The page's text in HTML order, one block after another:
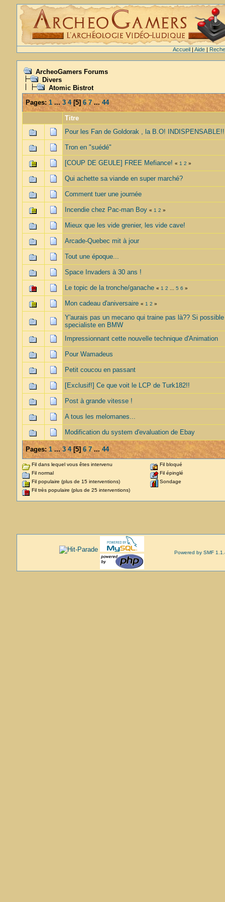
Accueil| Aide|
ArcheoGamers Forums
Divers
Atomic Bistrot
Pages: 1 ...3 4[5] 6 7 ... 44
Titre
Pour les Fan de Goldorak , la B.O!
Tron en "suédé"
[COUP DE GEULE] FREE Mefiance! « 1 2 »
Qui achette sa viande en super marché?
Comment tuer une journée
Incendie chez Pac-man Boy « 1 2 »
Mieux que les vide grenier, les vide cave!
Arcade-Quebec mit à jour
Tout une époque...
Space Invaders à 30 ans !
Le topic de la tronche/ganache « 1 2 5 6 »
Mon cadeau d'aniversaire « 1 2 »
Y'aurais pas un mecano qui traine pas là?? Si possible
specialiste en BMW
Impressionnant cette nouvelle technique d'Animation
Pour Wamadeus
Petit coucou en passant
[Exclusif!] Ce que voit le LCP de Turk182!!
Post à grande vitesse !
A tous les melomanes...
Modification du system d'evaluation de Ebay
Pages: 1 ...3 4[5] 6 7 ... 44
Fil dans lequel vous êtes intervenu
Fil normal
Fil populaire (plus de 15 interventions)
Fil très populaire (plus de 25 interventions)
Fil bloqué
Fil épinglé
Sondage
Powered by SMF